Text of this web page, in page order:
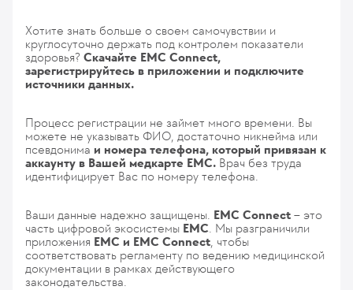
Хотите знать больше о своем самочувствии и
круглосуточно держать под контролем показатели
здоровья? Скачайте ЕМС Сonnect,
зарегистрируйтесь в приложении и подключите
источники данных.
Процесс регистрации не займет много времени. Вы
можете не указывать ФИО, достаточно никнейма или
псевдонима и номера телефона, который привязан к
аккаунту в Вашей медкарте ЕМС. Врач без труда
идентифицирует Вас по номеру телефона.
Ваши данные надежно защищены. EMC Connect – это
часть цифровой экосистемы ЕМС . Мы разграничили
приложения ЕМС и ЕМС Connect , чтобы
соответствовать регламенту по ведению медицинской
документации в рамках действующего
законодательства.